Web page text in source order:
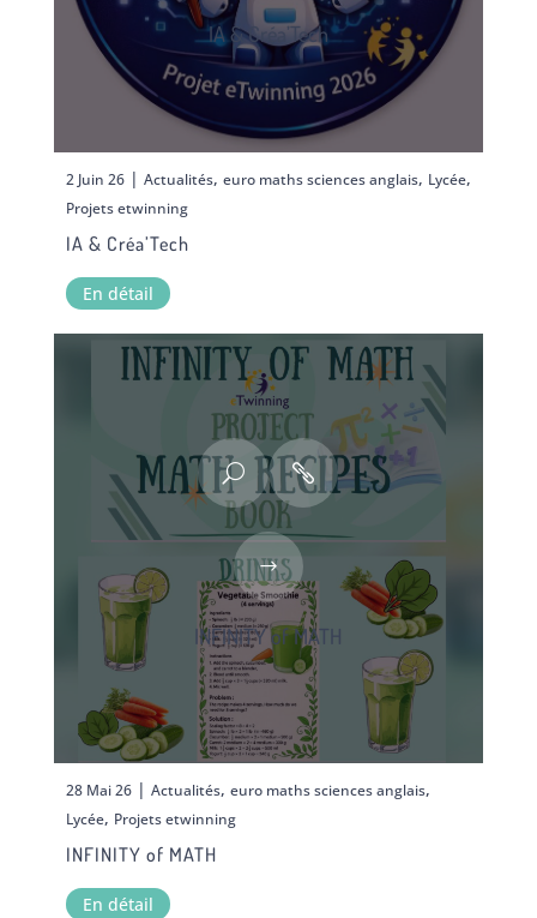
IA & Créa’Tech
2 Juin 26| Actualités, euro maths sciences anglais, Lycée,
Projets etwinning
IA & Créa’Tech
En détail
INFINITY of MATH
28 Mai 26| Actualités, euro maths sciences anglais,
Lycée, Projets etwinning
INFINITY of MATH
En détail